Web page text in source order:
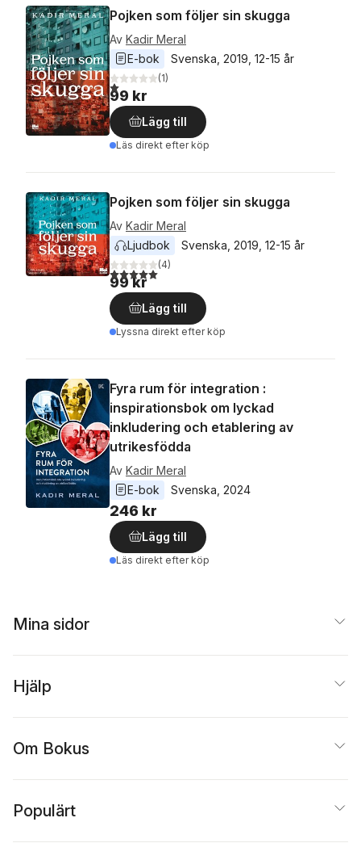
Pojken som följer sin skugga
Av Kadir Meral
E-bok
Svenska 2019 12-15 år
1,0utav 5 stjärnor. Totalt antal röster:
(1)
99 kr
Lägg till
Läs direkt efter köp
Pojken som följer sin skugga
Av Kadir Meral
Ljudbok
Svenska 2019 12-15 år
5,0utav 5 stjärnor. Totalt antal röster:
(4)
99 kr
Lägg till
Lyssna direkt efter köp
Fyra rum för integration :
inspirationsbok om lyckad
inkludering och etablering av
utrikesfödda
Av Kadir Meral
E-bok
Svenska 2024
246 kr
Lägg till
Läs direkt efter köp
Mina sidor
Hjälp
Om Bokus
Populärt